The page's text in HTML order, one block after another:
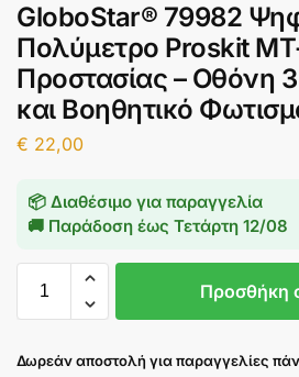
GloboStar® 79982
Πολύμετρο Proskit
Προστασίας – Οθόνη
και Βοηθητικό
€ 22,00
📦 Διαθέσιμο για παραγγελία
🚚 Παράδοση έως Τετάρτη 12/08
Προσθήκη
Δωρεάν αποστολή για παραγγελίες